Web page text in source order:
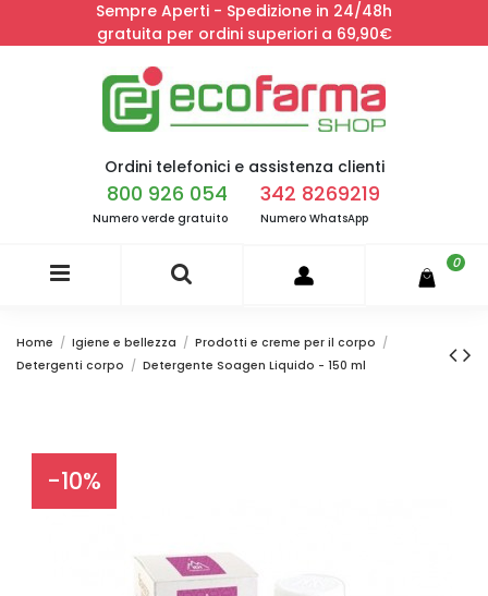
Sempre Aperti - Spedizione in 24/48h
gratuita per ordini superiori a 69,90€
Ordini telefonici e assistenza clienti
800 926 054
Numero verde gratuito
342 8269219
Numero WhatsApp
0
Home Igiene e bellezza
Prodotti e creme per il corpo
Detergenti corpo
Detergente Soagen Liquido - 150 ml
-10%